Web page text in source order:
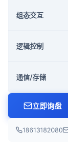
组态交互
逻辑控制
通信/存储
立即询盘
18613182080